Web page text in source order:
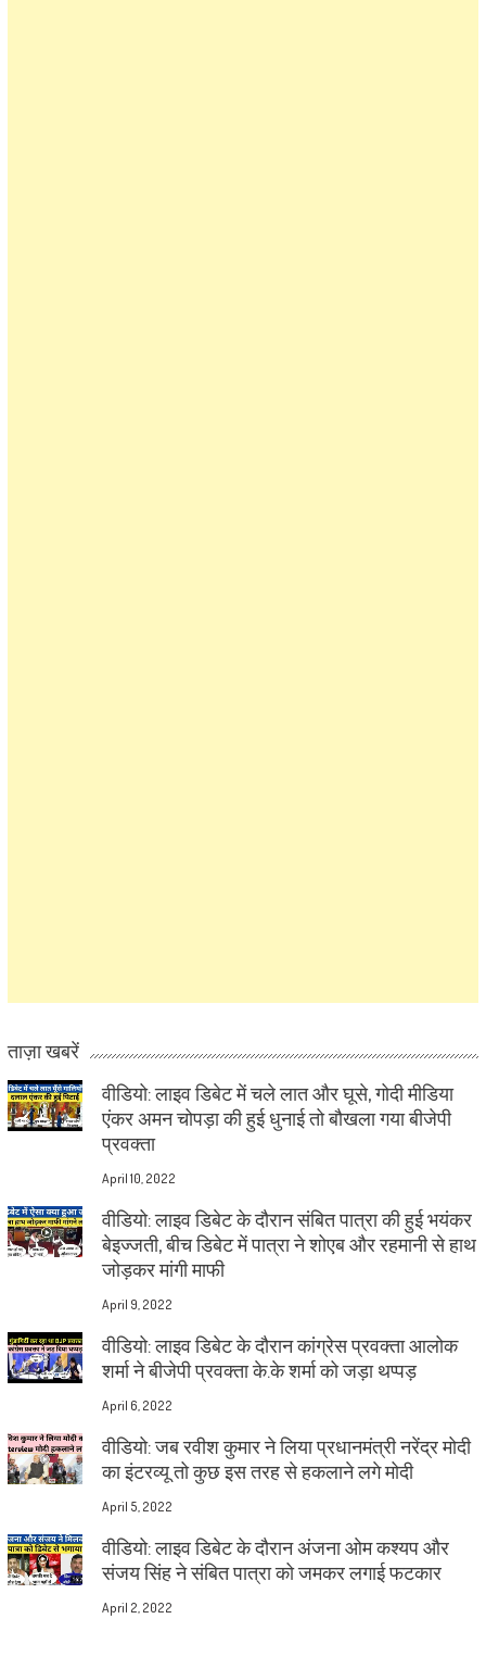
ताज़ा खबरें
वीडियो: लाइव डिबेट में चले लात और घूसे, गोदी मीडिया
एंकर अमन चोपड़ा की हुई धुनाई तो बौखला गया बीजेपी
प्रवक्ता
April 10, 2022
वीडियो: लाइव डिबेट के दौरान संबित पात्रा की हुई भयंकर
बेइज्जती, बीच डिबेट में पात्रा ने शोएब और रहमानी से हाथ
जोड़कर मांगी माफी
April 9, 2022
वीडियो: लाइव डिबेट के दौरान कांग्रेस प्रवक्ता आलोक
शर्मा ने बीजेपी प्रवक्ता के.के शर्मा को जड़ा थप्पड़
April 6, 2022
वीडियो: जब रवीश कुमार ने लिया प्रधानमंत्री नरेंद्र मोदी
का इंटरव्यू तो कुछ इस तरह से हकलाने लगे मोदी
April 5, 2022
वीडियो: लाइव डिबेट के दौरान अंजना ओम कश्यप और
संजय सिंह ने संबित पात्रा को जमकर लगाई फटकार
April 2, 2022